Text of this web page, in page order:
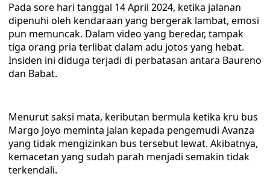
Pada sore hari tanggal 14 April 2024, ketika jalanan
dipenuhi oleh kendaraan yang bergerak lambat, emosi
pun memuncak. Dalam video yang beredar, tampak
tiga orang pria terlibat dalam adu jotos yang hebat.
Insiden ini diduga terjadi di perbatasan antara Baureno
dan Babat.
Menurut saksi mata, keributan bermula ketika kru bus
Margo Joyo meminta jalan kepada pengemudi Avanza
yang tidak mengizinkan bus tersebut lewat. Akibatnya,
kemacetan yang sudah parah menjadi semakin tidak
terkendali.